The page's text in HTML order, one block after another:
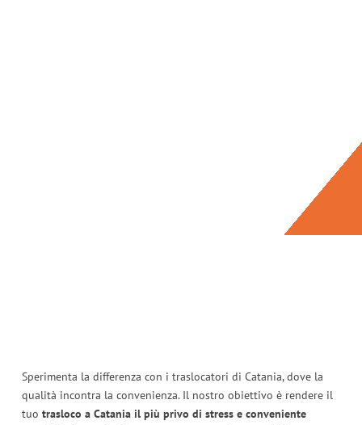
Sperimenta la differenza con i traslocatori di Catania, dove la
qualità incontra la convenienza. Il nostro obiettivo è rendere il
tuo trasloco a Catania il più privo di stress e conveniente